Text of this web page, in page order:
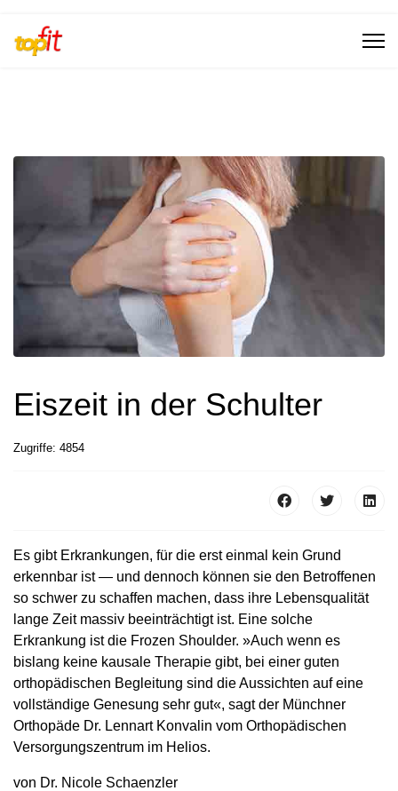
Eiszeit in der Schulter
Zugriffe: 4854
Es gibt Erkrankungen, für die erst einmal kein Grund
erkennbar ist — und dennoch können sie den Betroffenen
so schwer zu schaffen machen, dass ihre Lebensqualität
lange Zeit massiv beeinträchtigt ist. Eine solche
Erkrankung ist die Frozen Shoulder. »Auch wenn es
bislang keine kausale Therapie gibt, bei einer guten
orthopädischen Begleitung sind die Aussichten auf eine
vollständige Genesung sehr gut«, sagt der Münchner
Orthopäde Dr. Lennart Konvalin vom Orthopädischen
Versorgungszentrum im Helios.
von Dr. Nicole Schaenzler